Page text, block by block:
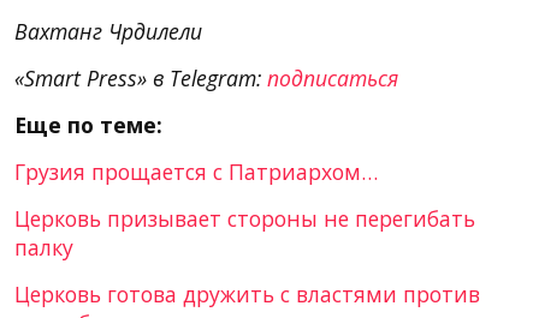
Вахтанг Чрдилели
«Smart Press» в Telegram: подписаться
Еще по теме:
Грузия прощается с Патриархом…
Церковь призывает стороны не перегибать
палку
Церковь готова дружить с властями против